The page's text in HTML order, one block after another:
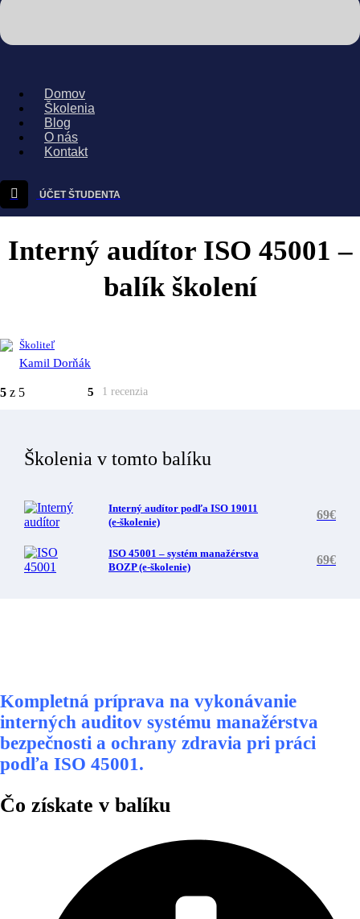
Domov
Školenia
Blog
O nás
Kontakt
ÚČET ŠTUDENTA
Interný audítor ISO 45001 –
balík školení
Školiteľ
Kamil Dorňák
5 z 5 5 1 recenzia
Školenia v tomto balíku
Interný audítor podľa ISO 19011
(e-školenie)
69€
ISO 45001 – systém manažérstva
BOZP (e-školenie)
69€
Kompletná príprava na vykonávanie
interných auditov systému manažérstva
bezpečnosti a ochrany zdravia pri práci
podľa ISO 45001.
Čo získate v balíku